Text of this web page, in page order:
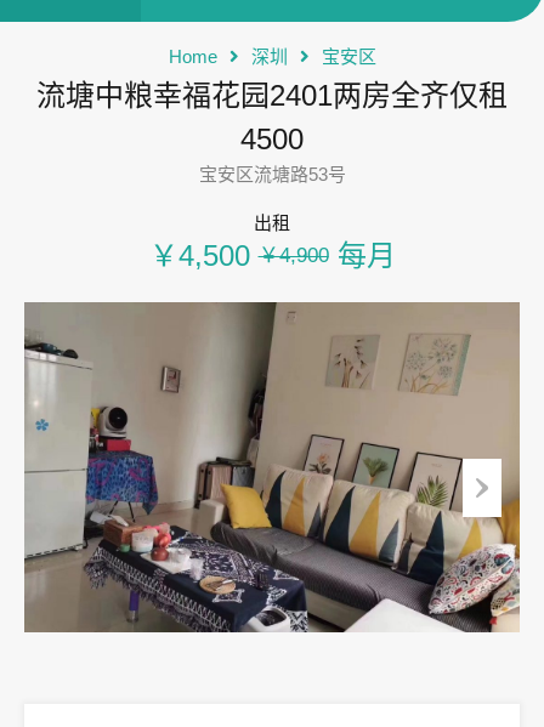
Home 深圳 宝安区
流塘中粮幸福花园2401两房全齐仅租
4500
宝安区流塘路53号
出租
￥4,500 ￥4,900每月